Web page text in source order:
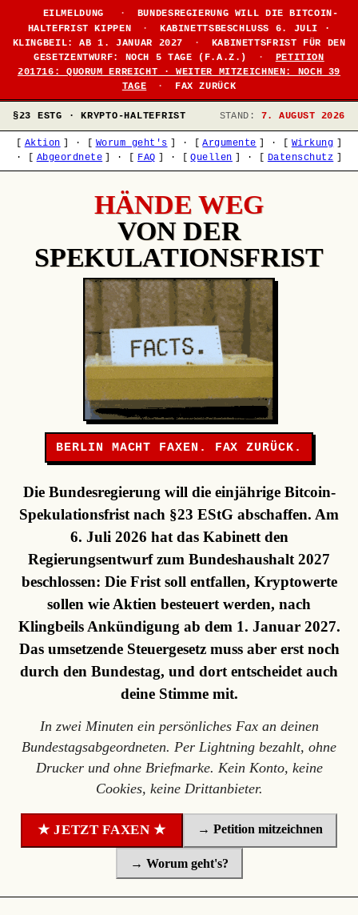
EILMELDUNG ·
BUNDESREGIERUNG WILL DIE BITCOIN-
HALTEFRIST KIPPEN
·
KABINETTSBESCHLUSS 6. JULI ·
KLINGBEIL: AB 1. JANUAR 2027
·
KABINETTSFRIST FÜR DEN
GESETZENTWURF: NOCH 5 TAGE (F.A.Z.)
·
PETITION
201716: QUORUM ERREICHT · WEITER MITZEICHNEN: NOCH 39
TAGE
· FAX ZURÜCK
§23 ESTG · KRYPTO-HALTEFRIST STAND: 7. AUGUST 2026
Aktion · Worum geht's · Argumente · Wirkung
·
Abgeordnete · FAQ · Quellen · Datenschutz
HÄNDE WEG
VON DER
SPEKULATIONSFRIST
BERLIN MACHT FAXEN. FAX ZURÜCK.
Die Bundesregierung will die einjährige Bitcoin-
Spekulationsfrist nach §23 EStG abschaffen. Am
6. Juli 2026 hat das Kabinett den
Regierungsentwurf zum Bundeshaushalt 2027
beschlossen: Die Frist soll entfallen, Kryptowerte
sollen wie Aktien besteuert werden, nach
Klingbeils Ankündigung ab dem 1. Januar 2027.
Das umsetzende Steuergesetz muss aber erst noch
durch den Bundestag, und dort entscheidet auch
deine Stimme mit.
In zwei Minuten ein persönliches Fax an deinen
Bundestagsabgeordneten. Per Lightning bezahlt, ohne
Drucker und ohne Briefmarke. Kein Konto, keine
Cookies, keine Drittanbieter.
★ JETZT FAXEN ★ → Petition mitzeichnen
→ Worum geht's?